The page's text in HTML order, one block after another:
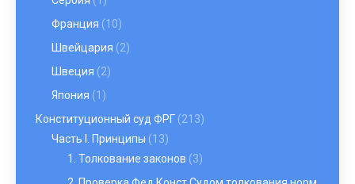
Франция (10)
Швейцария (2)
Швеция (2)
Япония (1)
Конституционный суд ФРГ (213)
Часть I. Принципы (13)
1. Толкование законов (3)